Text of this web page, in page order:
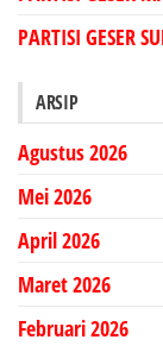
PARTISI GESER
ARSIP
Agustus 2026
Mei 2026
April 2026
Maret 2026
Februari 2026